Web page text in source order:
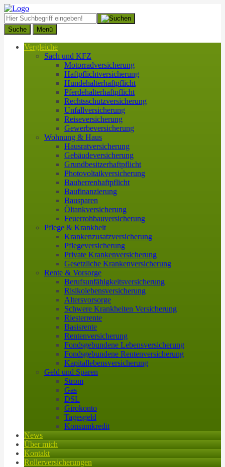
Suche Menü
Vergleiche
Sach und KFZ
Motorradversicherung
Haftpflichtversicherung
Hundehalterhaftpflicht
Pferdehalterhaftpflicht
Rechtsschutzversicherung
Unfallversicherung
Reiseversicherung
Gewerbeversicherung
Wohnung & Haus
Hausratversicherung
Gebäudeversicherung
Grundbesitzerhaftpflicht
Photovoltaikversicherung
Bauherrenhaftpflicht
Baufinanzierung
Bausparen
Öltankversicherung
Feuerrohbauversicherung
Pflege & Krankheit
Krankenzusatzversicherung
Pflegeversicherung
Private Krankenversicherung
Gesetzliche Krankenversicherung
Rente & Vorsorge
Berufs­unfähigkeitsversicherung
Risikolebensversicherung
Altersvorsorge
Schwere Krankheiten Versicherung
Riesterrente
Basisrente
Rentenversicherung
Fondsgebundene Lebensversicherung
Fondsgebundene Rentenversicherung
Kapitallebensversicherung
Geld und Sparen
Strom
Gas
DSL
Girokonto
Tagesgeld
Konsumkredit
News
Über mich
Kontakt
Rollerversicherungen